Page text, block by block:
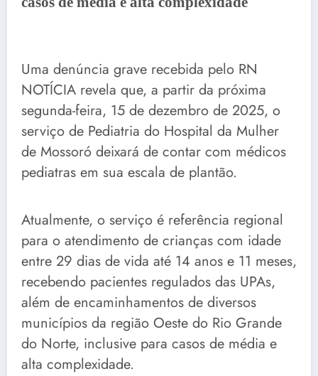
Uma denúncia grave recebida pelo RN
NOTÍCIA revela que, a partir da próxima
segunda-feira, 15 de dezembro de 2025, o
serviço de Pediatria do Hospital da Mulher
de Mossoró deixará de contar com médicos
pediatras em sua escala de plantão.
Atualmente, o serviço é referência regional
para o atendimento de crianças com idade
entre 29 dias de vida até 14 anos e 11 meses,
recebendo pacientes regulados das UPAs,
além de encaminhamentos de diversos
municípios da região Oeste do Rio Grande
do Norte, inclusive para casos de média e
alta complexidade.